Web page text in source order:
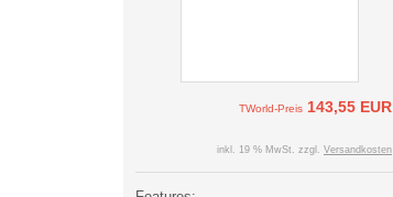
TWorld-Preis 143,55 EUR
inkl. 19 % MwSt. zzgl. Versandkosten